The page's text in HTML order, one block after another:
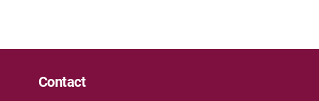
Contact